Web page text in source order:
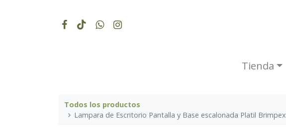
Tienda​
Todos los productos
Lampara de Escritorio Pantalla y Base escalonada Platil Brimpex